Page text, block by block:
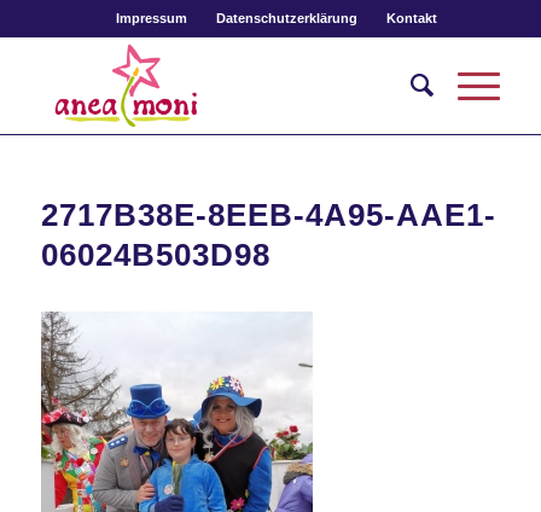
Impressum Datenschutzerklärung Kontakt
2717B38E-8EEB-4A95-AAE1-
06024B503D98